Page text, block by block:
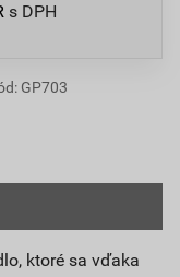
s DPH
GP703
ktoré sa vďaka